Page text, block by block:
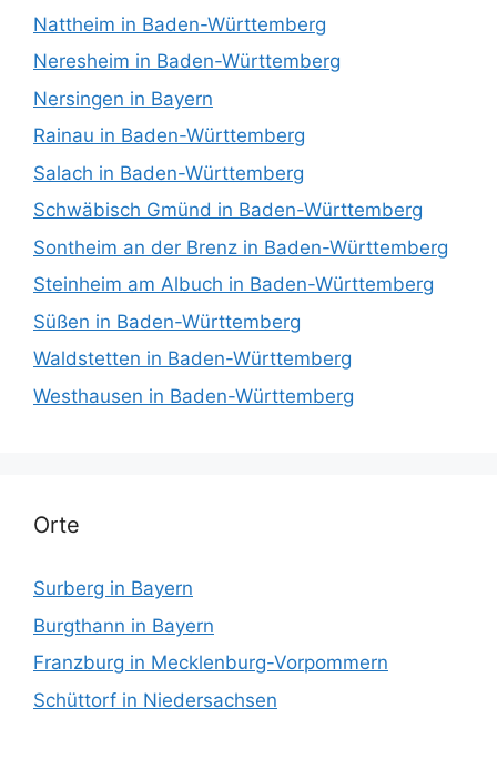
Nattheim in Baden-Württemberg
Neresheim in Baden-Württemberg
Nersingen in Bayern
Rainau in Baden-Württemberg
Salach in Baden-Württemberg
Schwäbisch Gmünd in Baden-Württemberg
Sontheim an der Brenz in Baden-Württemberg
Steinheim am Albuch in Baden-Württemberg
Süßen in Baden-Württemberg
Waldstetten in Baden-Württemberg
Westhausen in Baden-Württemberg
Orte
Surberg in Bayern
Burgthann in Bayern
Franzburg in Mecklenburg-Vorpommern
Schüttorf in Niedersachsen